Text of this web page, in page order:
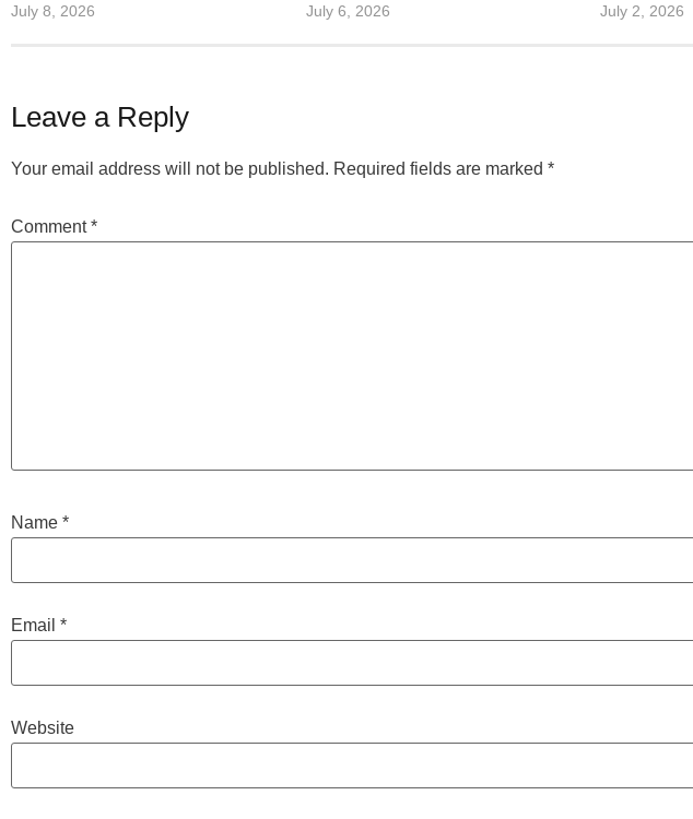
July 8, 2026 July 6, 2026 July 2, 2026
Leave a Reply
Your email address will not be published. Required fields are marked *
Comment*
Name *
Email *
Website